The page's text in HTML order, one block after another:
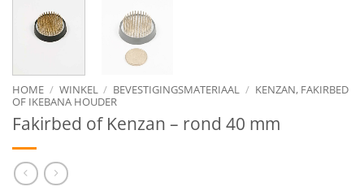
HOME / WINKEL / BEVESTIGINGSMATERIAAL / KENZAN, FAKIRBED
OF IKEBANA HOUDER
Fakirbed of Kenzan – rond 40 mm